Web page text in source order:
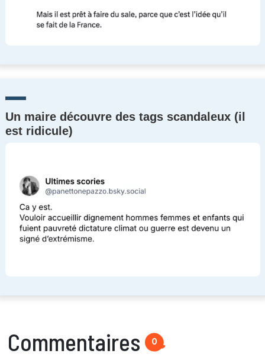
Un maire découvre des tags scandaleux (il
est ridicule)
Commentaires 0